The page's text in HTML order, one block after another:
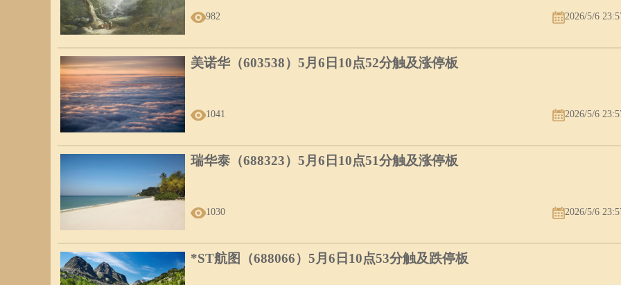
丙午年 丙申月 癸丑日 辛酉时 辛酉时（17:00:00-18:59:59）冲兔煞东
星神：勾陈 三合
丙午年 丙申月 癸丑日 壬戌时
订婚 嫁娶 安床 移徙 入宅 修造 安葬
982 2026/5/6
美诺华（603538）5月6日10点52分触及涨停板
1041 2026/5/6
瑞华泰（688323）5月6日10点51分触及涨停板
1030 2026/5/6
*ST航图（688066）5月6日10点53分触及跌停板